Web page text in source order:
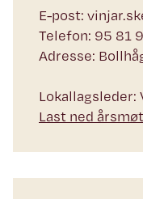
E-post:
Telefon: 95 81
Adresse:
Lokallagsleder:
Last ned